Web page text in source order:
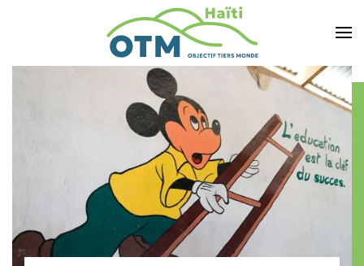
Zum Hauptinhalt springen